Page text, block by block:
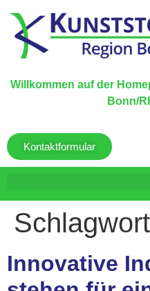
Willkommen auf der
Bonn/
Kontaktformular
Innovative